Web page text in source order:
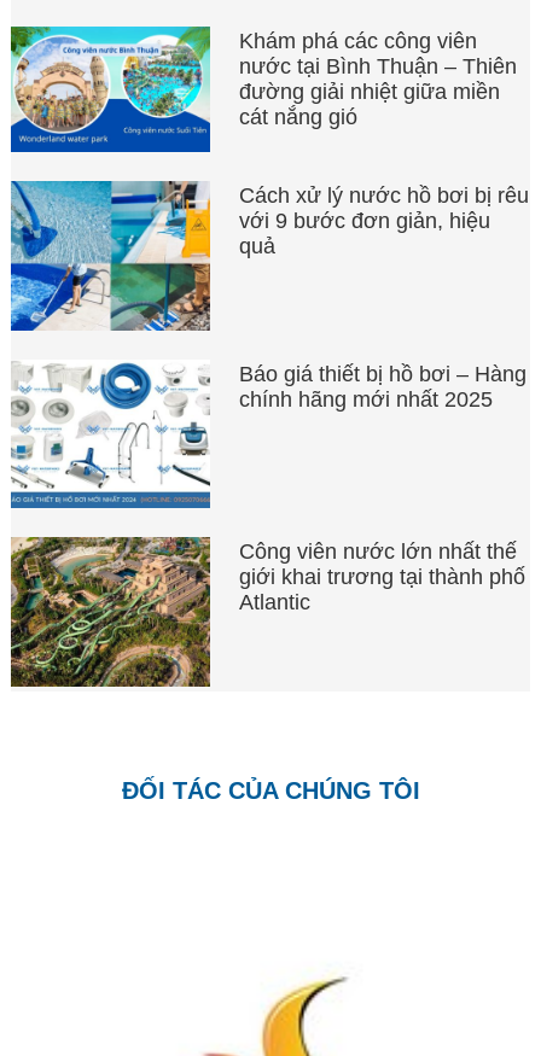
Khám phá các công viên
nước tại Bình Thuận – Thiên
đường giải nhiệt giữa miền
cát nắng gió
Cách xử lý nước hồ bơi bị rêu
với 9 bước đơn giản, hiệu
quả
Báo giá thiết bị hồ bơi – Hàng
chính hãng mới nhất 2025
Công viên nước lớn nhất thế
giới khai trương tại thành phố
Atlantic
ĐỐI TÁC CỦA CHÚNG TÔI